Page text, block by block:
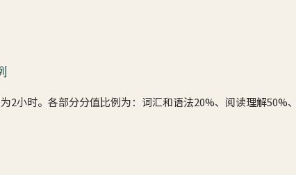
2小时。各部分分值比例为：词汇和语法20%、阅读理解50%